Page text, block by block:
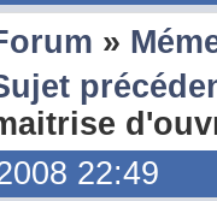
»
22:49